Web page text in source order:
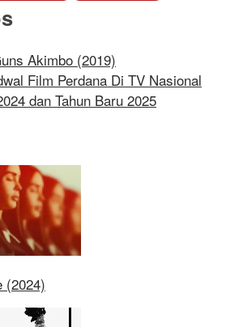
Akimbo (2019)
Film Perdana Di TV Nasional
dan Tahun Baru 2025
(2024)